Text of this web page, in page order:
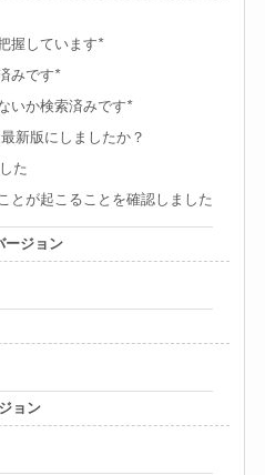
握しています*
みです*
いか検索済みです*
新版にしましたか？
た
とが起こることを確認しました
ージョン
ョン